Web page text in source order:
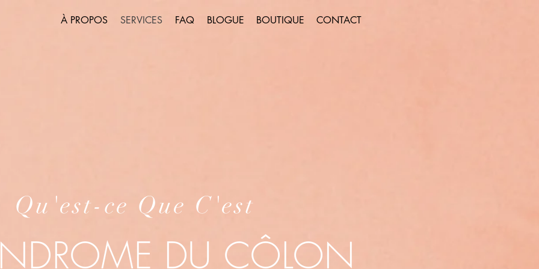
À PROPOS SERVICES FAQ BLOGUE BOUTIQUE CONTACT
Qu'est-ce Que C'est
DU CÔLON